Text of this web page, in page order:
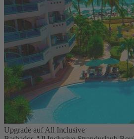
Upgrade auf All Inclusive